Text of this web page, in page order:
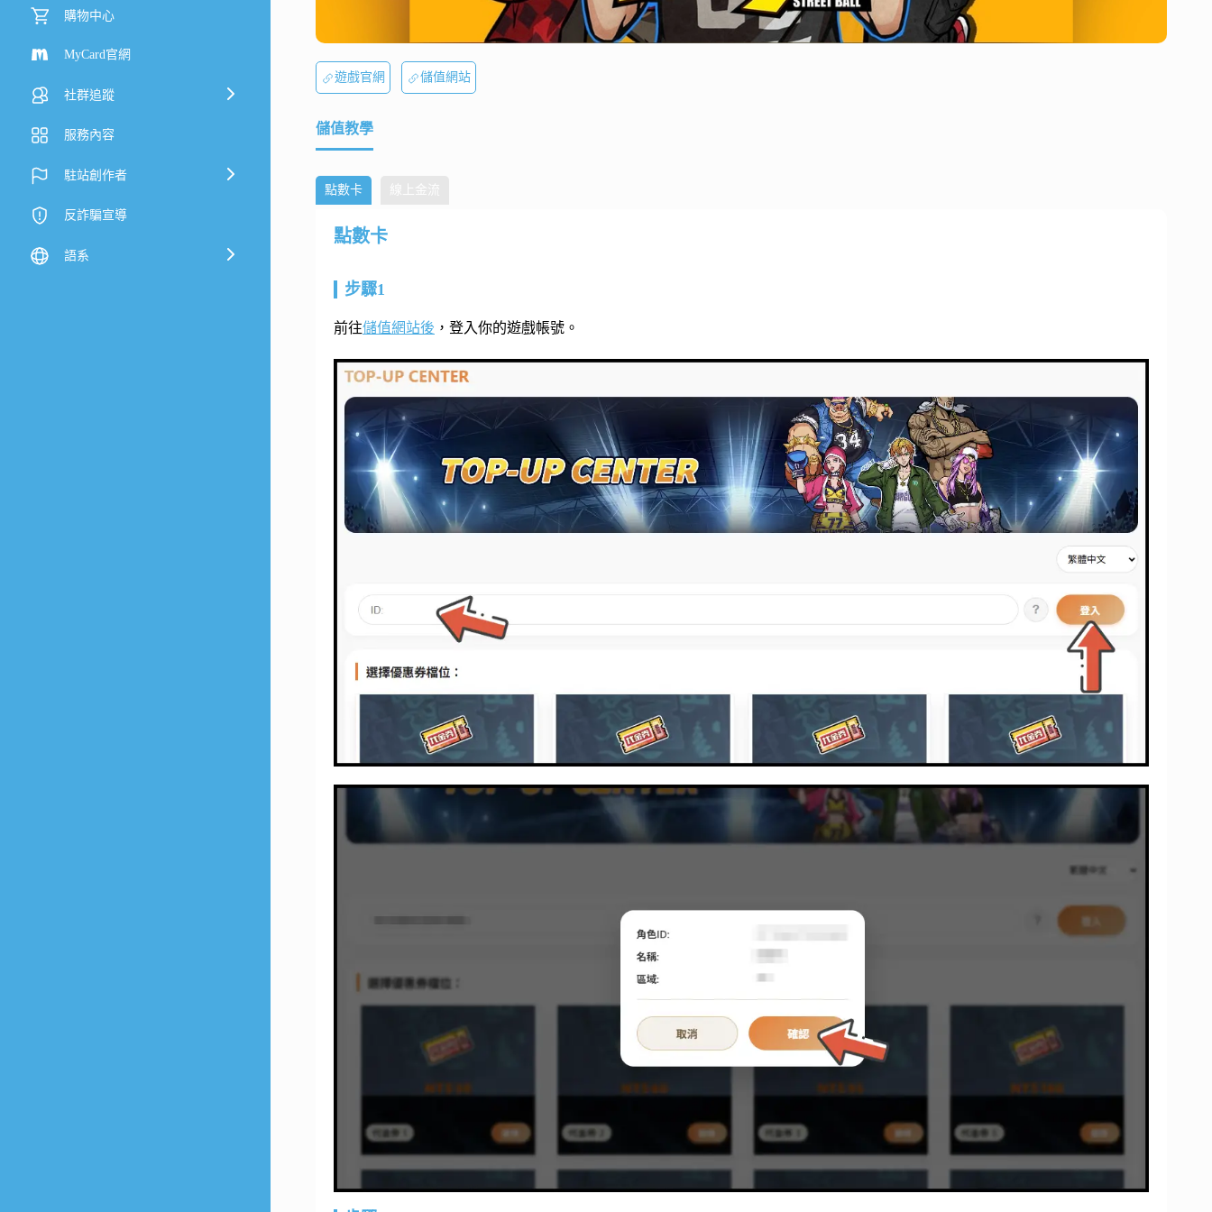
購物中心
MyCard官網
社群追蹤
服務內容
駐站創作者
反詐騙宣導
語系
遊戲官網 儲值網站
儲值教學
點數卡 線上金流
點數卡
步驟1
前往儲值網站後 ，登入你的遊戲帳號。